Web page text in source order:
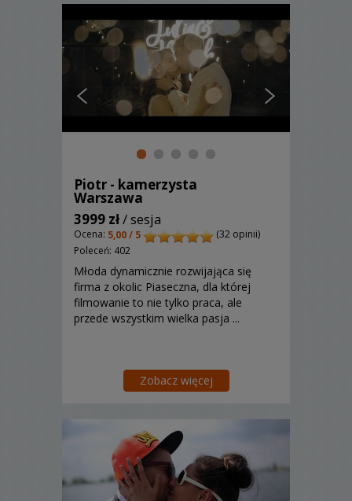
Piotr - kamerzysta
Warszawa
3999 zł/ sesja
Ocena: 5,00 / 5
(32 opinii)
Poleceń: 402
Młoda dynamicznie rozwijająca się
firma z okolic Piaseczna, dla której
filmowanie to nie tylko praca, ale
przede wszystkim wielka pasja ...
Zobacz więcej